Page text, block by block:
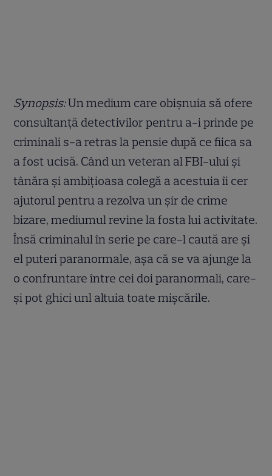
Synopsis:Un medium care obișnuia să ofere
consultanță detectivilor pentru a-i prinde pe
criminali s-a retras la pensie după ce fiica sa
a fost ucisă. Când un veteran al FBI-ului și
tânăra și ambițioasa colegă a acestuia îi cer
ajutorul pentru a rezolva un șir de crime
bizare, mediumul revine la fosta lui activitate.
Însă criminalul în serie pe care-l caută are și
el puteri paranormale, așa că se va ajunge la
o confruntare între cei doi paranormali, care-
și pot ghici unl altuia toate mișcările.